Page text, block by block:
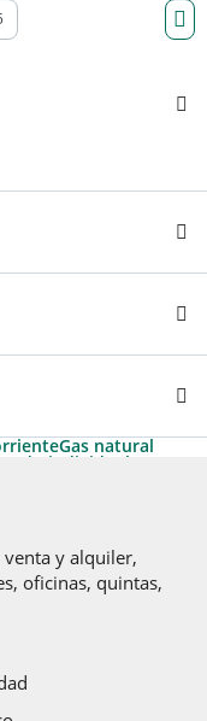
Gas natural
individual
y alquiler,
oficinas, quintas,